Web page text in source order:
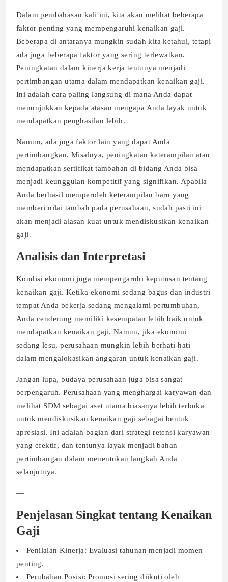
Dalam pembahasan kali ini, kita akan melihat beberapa
faktor penting yang mempengaruhi kenaikan gaji.
Beberapa di antaranya mungkin sudah kita ketahui, tetapi
ada juga beberapa faktor yang sering terlewatkan.
Peningkatan dalam kinerja kerja tentunya menjadi
pertimbangan utama dalam mendapatkan kenaikan gaji.
Ini adalah cara paling langsung di mana Anda dapat
menunjukkan kepada atasan mengapa Anda layak untuk
mendapatkan penghasilan lebih.
Namun, ada juga faktor lain yang dapat Anda
pertimbangkan. Misalnya, peningkatan keterampilan atau
mendapatkan sertifikat tambahan di bidang Anda bisa
menjadi keunggulan kompetitif yang signifikan. Apabila
Anda berhasil memperoleh keterampilan baru yang
memberi nilai tambah pada perusahaan, sudah pasti ini
akan menjadi alasan kuat untuk mendiskusikan kenaikan
gaji.
Analisis dan Interpretasi
Kondisi ekonomi juga mempengaruhi keputusan tentang
kenaikan gaji. Ketika ekonomi sedang bagus dan industri
tempat Anda bekerja sedang mengalami pertumbuhan,
Anda cenderung memiliki kesempatan lebih baik untuk
mendapatkan kenaikan gaji. Namun, jika ekonomi
sedang lesu, perusahaan mungkin lebih berhati-hati
dalam mengalokasikan anggaran untuk kenaikan gaji.
Jangan lupa, budaya perusahaan juga bisa sangat
berpengaruh. Perusahaan yang menghargai karyawan dan
melihat SDM sebagai aset utama biasanya lebih terbuka
untuk mendiskusikan kenaikan gaji sebagai bentuk
apresiasi. Ini adalah bagian dari strategi retensi karyawan
yang efektif, dan tentunya layak menjadi bahan
pertimbangan dalam menentukan langkah Anda
selanjutnya.
—
Penjelasan Singkat tentang Kenaikan
Gaji
Penilaian Kinerja: Evaluasi tahunan menjadi momen
penting.
Perubahan Posisi: Promosi sering diikuti oleh